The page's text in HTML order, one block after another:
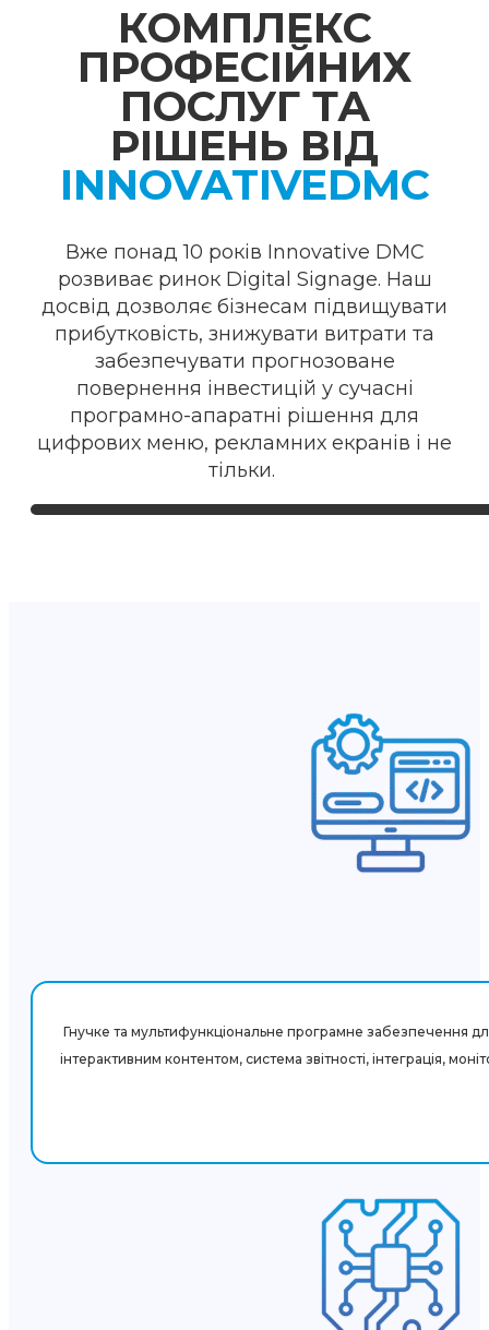
КОМПЛЕКС
ПРОФЕСІЙНИХ
ПОСЛУГ ТА
РІШЕНЬ ВІД
INNOVATIVEDMC
Вже понад 10 років Innovative DMC
розвиває ринок Digital Signage. Наш
досвід дозволяє бізнесам підвищувати
прибутковість, знижувати витрати та
забезпечувати прогнозоване
повернення інвестицій у сучасні
програмно-апаратні рішення для
цифрових меню, рекламних екранів і не
тільки.
Гнучке та мультифункціональне програмне забезпечення
інтерактивним контентом, система звітності, інтеграція,